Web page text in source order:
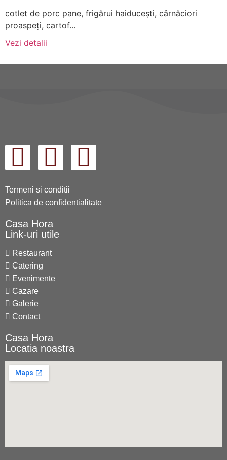
cotlet de porc pane, frigărui haiducești, cârnăciori
proaspeți, cartof...
Vezi detalii
Termeni si conditii
Politica de confidentialitate
Casa Hora
Link-uri utile
Restaurant
Catering
Evenimente
Cazare
Galerie
Contact
Casa Hora
Locatia noastra